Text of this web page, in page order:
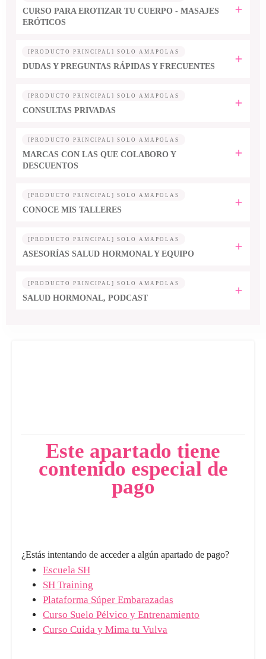
Este apartado tiene
contenido especial de
pago
¿Estás intentando de acceder a algún apartado de pago?
Escuela SH
SH Training
Plataforma Súper Embarazadas
Curso Suelo Pélvico y Entrenamiento
Curso Cuida y Mima tu Vulva
CURSO PARA EROTIZAR TU CUERPO - MASAJES
ERÓTICOS
[PRODUCTO PRINCIPAL] SOLO AMAPOLAS
DUDAS Y PREGUNTAS RÁPIDAS Y FRECUENTES
[PRODUCTO PRINCIPAL] SOLO AMAPOLAS
CONSULTAS PRIVADAS
[PRODUCTO PRINCIPAL] SOLO AMAPOLAS
MARCAS CON LAS QUE COLABORO Y
DESCUENTOS
[PRODUCTO PRINCIPAL] SOLO AMAPOLAS
CONOCE MIS TALLERES
[PRODUCTO PRINCIPAL] SOLO AMAPOLAS
ASESORÍAS SALUD HORMONAL Y EQUIPO
[PRODUCTO PRINCIPAL] SOLO AMAPOLAS
SALUD HORMONAL, PODCAST